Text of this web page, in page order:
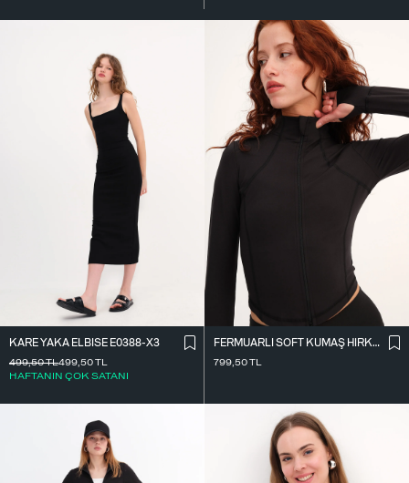
KARE YAKA ELBISE E0388-X3
499,50TL
HAFTANIN ÇOK SATANI
499,50TL
FERMUARLI SOFT KUMAŞ HIRKA H0089
799,50TL